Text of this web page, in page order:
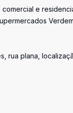
e
rua plana,